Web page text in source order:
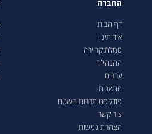
החברה
דף הבית
אודותינו
סמלת קריירה
ההנהלה
ערכים
חדשנות
פודקסט תרבות השטח
צור קשר
הצהרת נגישות